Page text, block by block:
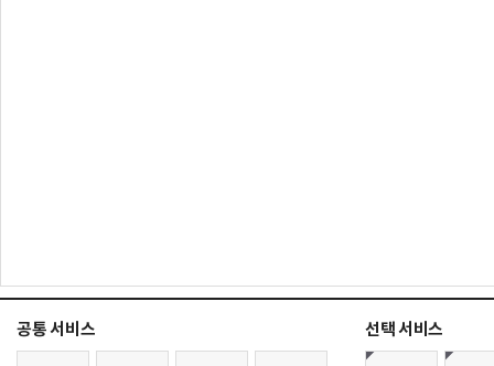
공통 서비스 선택 서비스